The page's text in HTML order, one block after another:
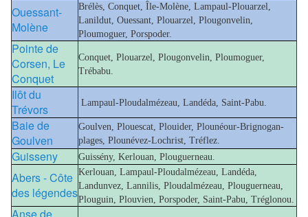
Ouessant-
Molène
Brélès, Conquet, Île-Molène, Lampaul-Plouarzel,
Lanildut, Ouessant, Plouarzel, Plougonvelin,
Ploumoguer, Porspoder.
Pointe de
Corsen, Le
Conquet
Conquet, Plouarzel, Plougonvelin, Ploumoguer,
Trébabu.
Ilôt du
Trévors
Lampaul-Ploudalmézeau, Landéda, Saint-Pabu.
Baie de
Goulven
Goulven, Plouescat, Plouider, Plounéour-Brignogan-
plages, Plounévez-Lochrist, Tréflez.
Guisseny Guissény, Kerlouan, Plouguerneau.
Abers - Côte
des légendes
Kerlouan, Lampaul-Ploudalmézeau, Landéda,
Landunvez, Lannilis, Ploudalmézeau, Plouguerneau,
Plouguin, Plouvien, Porspoder, Saint-Pabu, Tréglonou.
Anse de